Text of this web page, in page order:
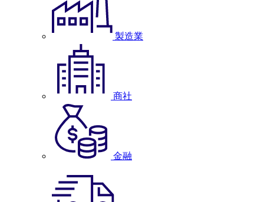
製造業
商社
金融